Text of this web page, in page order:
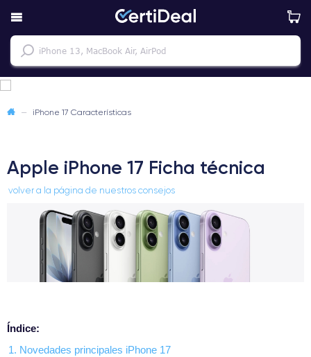
— iPhone 17 Características
Apple iPhone 17 Ficha técnica
volver a la página de nuestros consejos
Índice:
1. Novedades principales iPhone 17